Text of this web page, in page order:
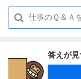
答えが見